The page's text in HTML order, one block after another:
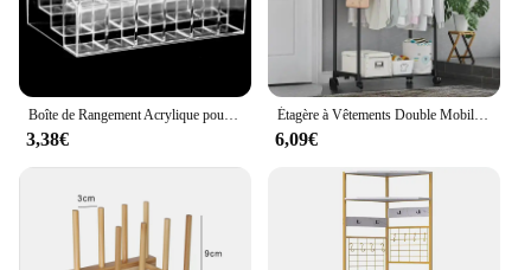
3,38€
Étagère à Vêtements Double Mobile T1, Cintres de Rangement Télescopiques Simples sur Pied, pour Chambre à Coucher
6,09€